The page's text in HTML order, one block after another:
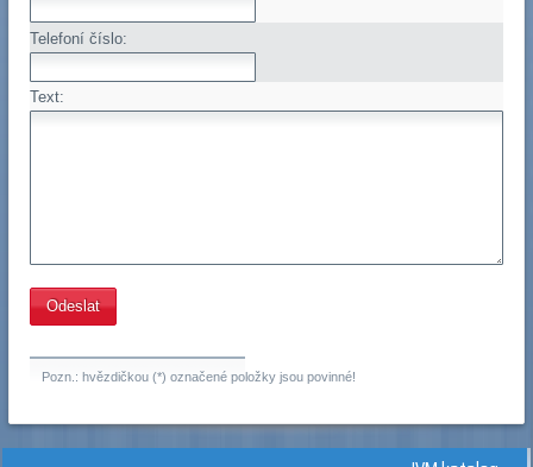
Telefoní číslo:
Text:
Pozn.: hvězdičkou (*) označené položky jsou povinné!